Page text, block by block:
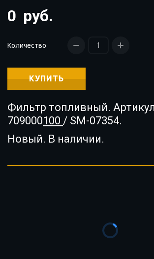
0 руб.
Количество
КУПИТЬ
Фильтр топливный.
709000100 / SM-07354.
Новый. В наличии.